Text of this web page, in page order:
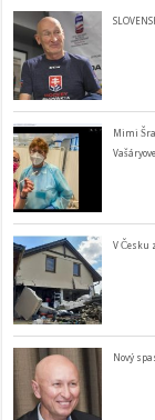
Mimi
V Česku
Nový